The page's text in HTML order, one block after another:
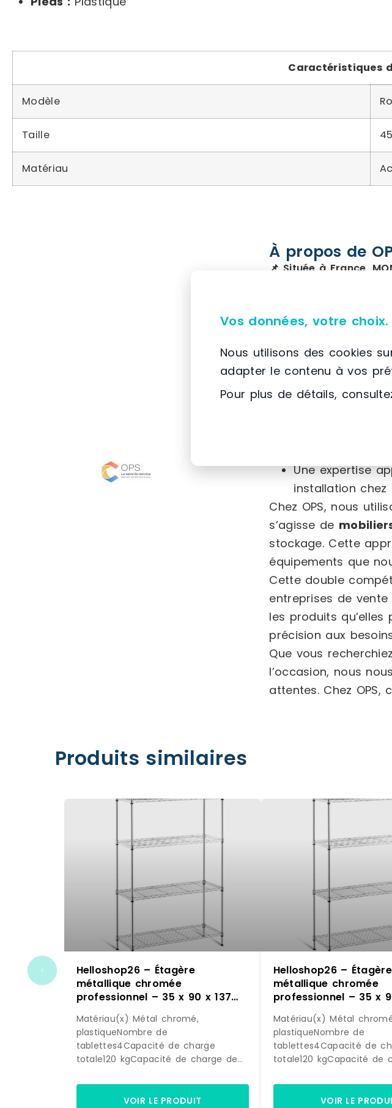
Caractéristiques
Modèle
Taille
Matériau
À propos de
📌 Située à France,
OPS propose :
Des
neuf.
Nous mettons
Un accueil
Un stock varié
Une expertise
installation chez
Chez OPS, nous
s’agisse de
stockage. Cette
équipements que
Cette double
entreprises de
les produits
précision aux
Que vous
l’occasion, nous
attentes. Chez
Produits similaires
Helloshop26 – Étagère
métallique chromée
professionnel – 35 x 90 x 137
cm – 120 kg 14_0001534 –
métal 3000187158980
Matériau(x) Métal chromé,
plastiqueNombre de
tablettes4Capacité de charge
totale120 kgCapacité de charge de
des tablettes137Dimensions des
tablettes35 x 90 cmDimensions
VOIR LE PRODUIT
Helloshop26 – Étagère
métallique chromée
professionnel – 35 x
cm – 120 kg
métal 3000187158980
Matériau(x) Métal
plastiqueNombre de
tablettes4Capacité de
totale120 kgCapacité de
des
tablettes35 x 90
VOIR LE
Vos données, votre choix.
Nous utilisons des cookies
adapter le contenu à vos
Pour plus de détails,